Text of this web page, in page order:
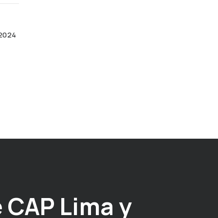
Lima y